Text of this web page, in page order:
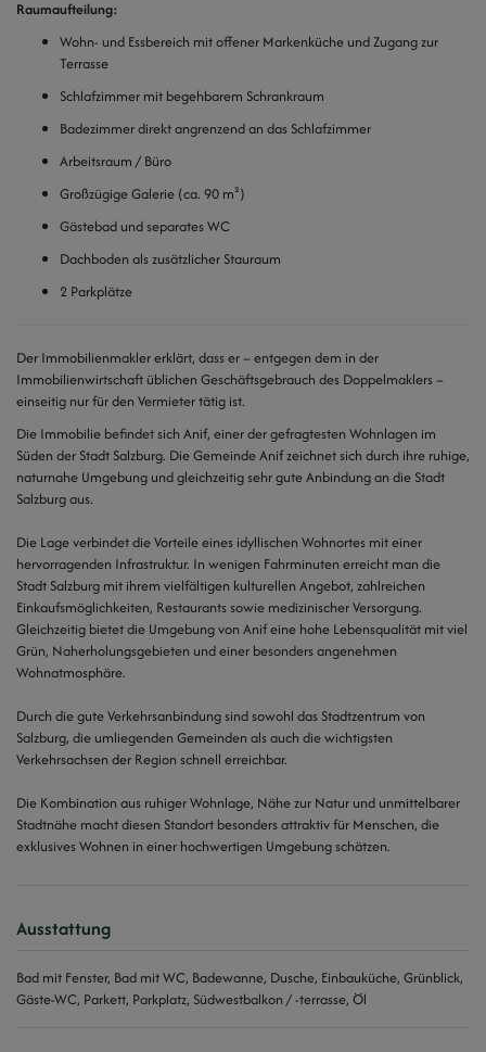
Raumaufteilung:
Wohn- und Essbereich mit offener Markenküche und Zugang zur
Terrasse
Schlafzimmer mit begehbarem Schrankraum
Badezimmer direkt angrenzend an das Schlafzimmer
Arbeitsraum / Büro
Großzügige Galerie (ca. 90 m²)
Gästebad und separates WC
Dachboden als zusätzlicher Stauraum
2 Parkplätze
Der Immobilienmakler erklärt, dass er – entgegen dem in der
Immobilienwirtschaft üblichen Geschäftsgebrauch des Doppelmaklers –
einseitig nur für den Vermieter tätig ist.
Die Immobilie befindet sich Anif, einer der gefragtesten Wohnlagen im
Süden der Stadt Salzburg. Die Gemeinde Anif zeichnet sich durch ihre ruhige,
naturnahe Umgebung und gleichzeitig sehr gute Anbindung an die Stadt
Salzburg aus.
Die Lage verbindet die Vorteile eines idyllischen Wohnortes mit einer
hervorragenden Infrastruktur. In wenigen Fahrminuten erreicht man die
Stadt Salzburg mit ihrem vielfältigen kulturellen Angebot, zahlreichen
Einkaufsmöglichkeiten, Restaurants sowie medizinischer Versorgung.
Gleichzeitig bietet die Umgebung von Anif eine hohe Lebensqualität mit viel
Grün, Naherholungsgebieten und einer besonders angenehmen
Wohnatmosphäre.
Durch die gute Verkehrsanbindung sind sowohl das Stadtzentrum von
Salzburg, die umliegenden Gemeinden als auch die wichtigsten
Verkehrsachsen der Region schnell erreichbar.
Die Kombination aus ruhiger Wohnlage, Nähe zur Natur und unmittelbarer
Stadtnähe macht diesen Standort besonders attraktiv für Menschen, die
exklusives Wohnen in einer hochwertigen Umgebung schätzen.
Ausstattung
Bad mit Fenster Bad mit WC Badewanne Dusche Einbauküche Grünblick
Gäste-WC Parkett Parkplatz Südwestbalkon / -terrasse Öl